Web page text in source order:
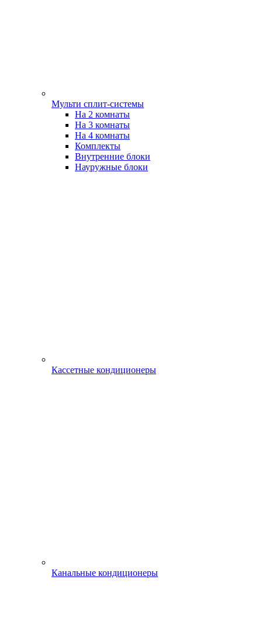
Мульти сплит-системы
На 2 комнаты
На 3 комнаты
На 4 комнаты
Комплекты
Внутренние блоки
Науружные блоки
Кассетные кондиционеры
Канальные кондиционеры